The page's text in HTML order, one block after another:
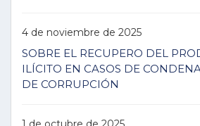
4 de noviembre de 2025
SOBRE EL RECUPERO DEL
ILÍCITO EN CASOS DE
DE CORRUPCIÓN